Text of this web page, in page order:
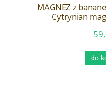
MAGNEZ z
Cytrynian
do